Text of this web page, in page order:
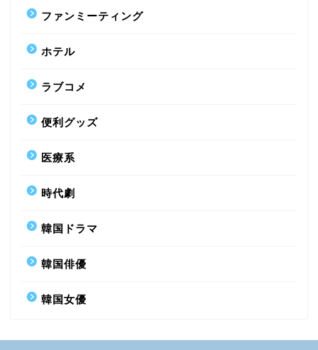
ファンミーティング
ホテル
ラブコメ
便利グッズ
医療系
時代劇
韓国ドラマ
韓国俳優
韓国女優